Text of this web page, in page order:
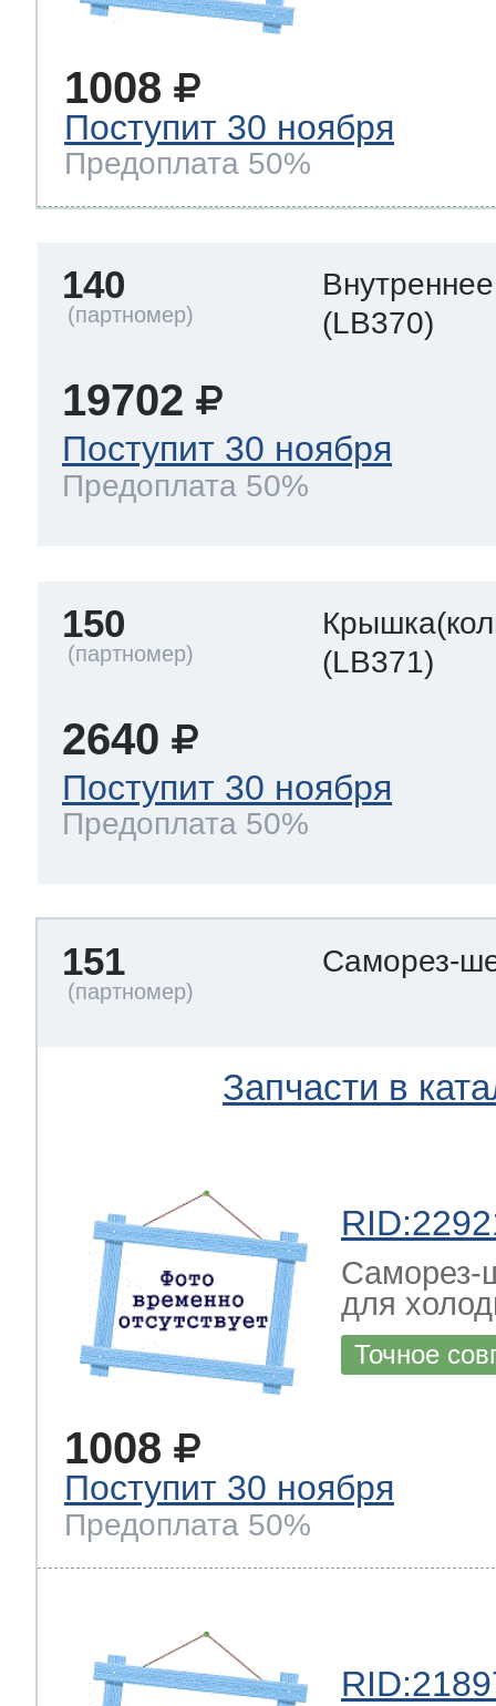
1008
Поступит 30 ноября
Предоплата 50%
140
(LB370)
19702
Поступит 30 ноября
Предоплата 50%
150
(LB371)
2640
Поступит 30 ноября
Предоплата 50%
151 Саморез-
Запчасти в
Саморез-
для
Точное
1008
Поступит 30 ноября
Предоплата 50%